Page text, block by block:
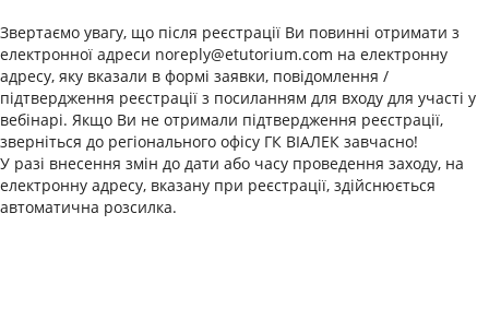
Звертаємо увагу, що після реєстрації Ви повинні отримати з
електронної адреси noreply@etutorium.com на електронну
адресу, яку вказали в формі заявки, повідомлення /
підтвердження реєстрації з посиланням для входу для участі у
вебінарі. Якщо Ви не отримали підтвердження реєстрації,
зверніться до регіонального офісу ГК ВІАЛЕК завчасно!
У разі внесення змін до дати або часу проведення заходу, на
електронну адресу, вказану при реєстрації, здійснюється
автоматична розсилка.